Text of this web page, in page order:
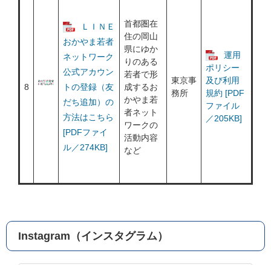
8
ＬＩＮＥ
おかやま若者
ネットワーク
公式アカウン
トの登録（友
だち追加）の
方法はこちら
[PDFファイ
ル／274KB]
首都圏在
住の岡山
県にゆか
りのある
若者で形
成するお
かやま若
者ネット
ワークの
活動内容
など
東京事
務所
運用
ポリシー
及び利用
規約 [PDF
ファイル
／205KB]
Instagram（インスタグラム）